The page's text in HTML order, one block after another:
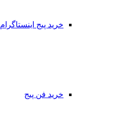
خرید پیج اینستاگرام
خرید فن پیج